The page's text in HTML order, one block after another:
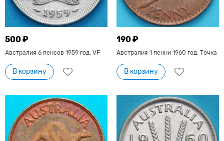
500 ₽
Австралия 6 пенсов 1959 год. VF
В корзину
190 ₽
Австралия 1 пенни 1960 год. Точка
В корзину